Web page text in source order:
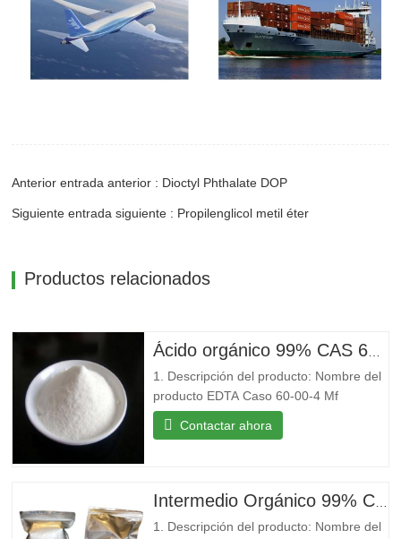
Anterior entrada anterior : Dioctyl Phthalate DOP
Siguiente entrada siguiente : Propilenglicol metil éter
Productos relacionados
1. Descripción del producto: Nombre del
producto EDTA Caso 60-00-4 Mf
C10H16N2O8 Mw 292.24 EINECS 200-
449-4 Punto de fusión 250 °C (dic.)(lit.)
Almacenamiento...
Contactar ahora
1. Descripción del producto: Nombre del